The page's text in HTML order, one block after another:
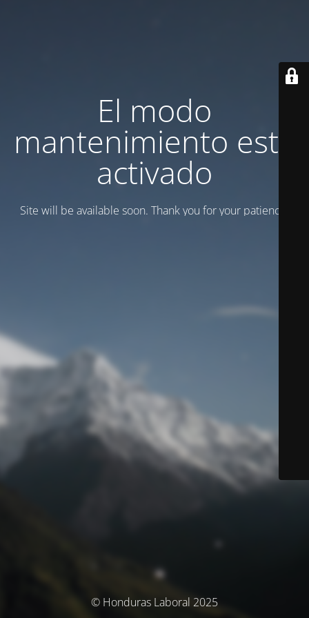
El modo
mantenimiento está
activado
Site will be available soon. Thank you for your patience!
© Honduras Laboral 2025